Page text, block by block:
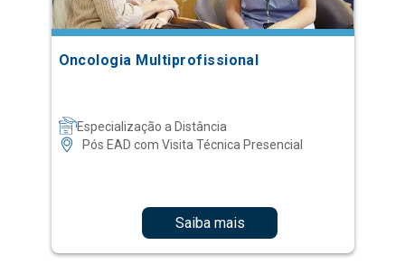
Oncologia Multiprofissional
Especialização a Distância
Pós EAD com Visita Técnica Presencial
Saiba mais